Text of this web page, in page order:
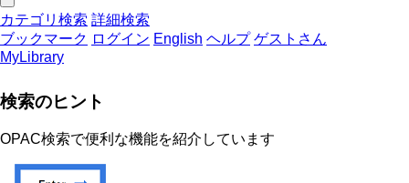
カテゴリ検索 詳細検索
ブックマーク ログイン English ヘルプ ゲストさん
MyLibrary
検索のヒント
OPAC検索で便利な機能を紹介しています